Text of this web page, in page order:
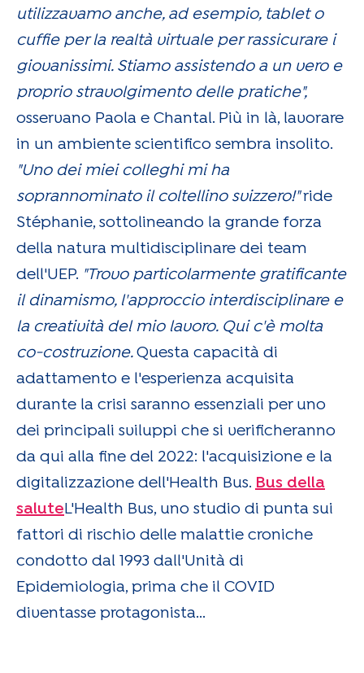
utilizzavamo anche, ad esempio, tablet o
cuffie per la realtà virtuale per rassicurare i
giovanissimi. Stiamo assistendo a un vero e
proprio stravolgimento delle pratiche",
osservano Paola e Chantal. Più in là, lavorare
in un ambiente scientifico sembra insolito.
"Uno dei miei colleghi mi ha
soprannominato il coltellino svizzero!"ride
Stéphanie, sottolineando la grande forza
della natura multidisciplinare dei team
dell'UEP. "Trovo particolarmente gratificante
il dinamismo, l'approccio interdisciplinare e
la creatività del mio lavoro. Qui c'è molta
co-costruzione. Questa capacità di
adattamento e l'esperienza acquisita
durante la crisi saranno essenziali per uno
dei principali sviluppi che si verificheranno
da qui alla fine del 2022: l'acquisizione e la
digitalizzazione dell'Health Bus. Bus della
salute L'Health Bus, uno studio di punta sui
fattori di rischio delle malattie croniche
condotto dal 1993 dall'Unità di
Epidemiologia, prima che il COVID
diventasse protagonista...